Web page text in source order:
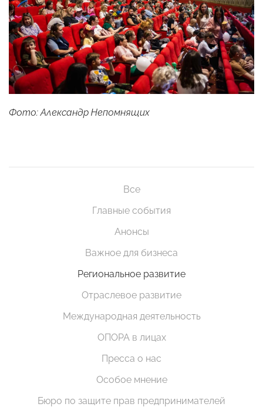
Фото: Александр Непомнящих
Все
Главные события
Анонсы
Важное для бизнеса
Региональное развитие
Отраслевое развитие
Международная деятельность
ОПОРА в лицах
Пресса о нас
Особое мнение
Бюро по защите прав предпринимателей